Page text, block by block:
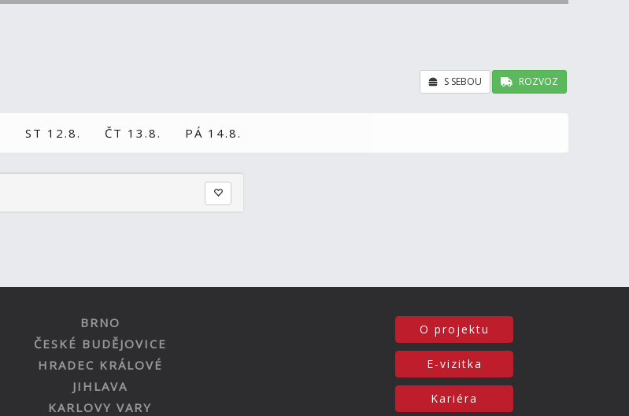
ROZVOZ
S SEBOU
ST 12.8. ČT 13.8. PÁ 14.8.
BRNO
ČESKÉ BUDĚJOVICE
HRADEC KRÁLOVÉ
JIHLAVA
KARLOVY VARY
O projektu
E-vizitka
Kariéra